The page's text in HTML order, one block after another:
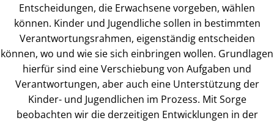
Entscheidungen, die Erwachsene vorgeben, wählen
können. Kinder und Jugendliche sollen in bestimmten
Verantwortungsrahmen, eigenständig entscheiden
können, wo und wie sie sich einbringen wollen. Grundlagen
hierfür sind eine Verschiebung von Aufgaben und
Verantwortungen, aber auch eine Unterstützung der
Kinder- und Jugendlichen im Prozess. Mit Sorge
beobachten wir die derzeitigen Entwicklungen in der